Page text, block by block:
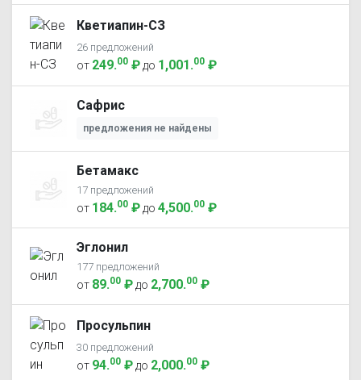
Кветиапин-СЗ
26 предложений
от 249.00 ₽ до 1,001.00 ₽
Сафрис
предложения не найдены
Бетамакс
17 предложений
от 184.00 ₽ до 4,500.00 ₽
Эглонил
177 предложений
от 89.00 ₽ до 2,700.00 ₽
Просульпин
30 предложений
от 94.00 ₽ до 2,000.00 ₽